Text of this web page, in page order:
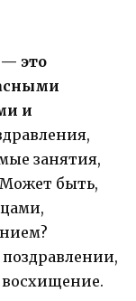
это
и
занятия,
быть,